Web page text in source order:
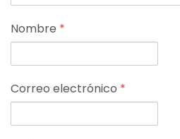
Nombre *
Correo electrónico *